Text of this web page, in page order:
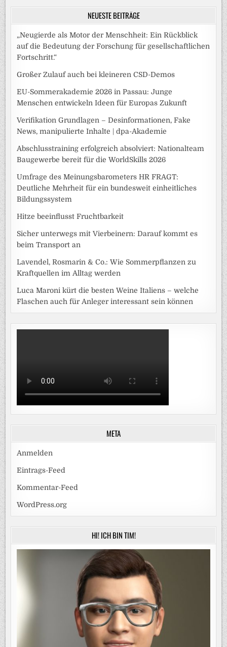
NEUESTE BEITRÄGE
„Neugierde als Motor der Menschheit: Ein Rückblick
auf die Bedeutung der Forschung für gesellschaftlichen
Fortschritt.“
Großer Zulauf auch bei kleineren CSD-Demos
EU-Sommerakademie 2026 in Passau: Junge
Menschen entwickeln Ideen für Europas Zukunft
Verifikation Grundlagen – Desinformationen, Fake
News, manipulierte Inhalte | dpa-Akademie
Abschlusstraining erfolgreich absolviert: Nationalteam
Baugewerbe bereit für die WorldSkills 2026
Umfrage des Meinungsbarometers HR FRAGT:
Deutliche Mehrheit für ein bundesweit einheitliches
Bildungssystem
Hitze beeinflusst Fruchtbarkeit
Sicher unterwegs mit Vierbeinern: Darauf kommt es
beim Transport an
Lavendel, Rosmarin & Co.: Wie Sommerpflanzen zu
Kraftquellen im Alltag werden
Luca Maroni kürt die besten Weine Italiens – welche
Flaschen auch für Anleger interessant sein können
META
Anmelden
Eintrags-Feed
Kommentar-Feed
WordPress.org
HI! ICH BIN TIM!